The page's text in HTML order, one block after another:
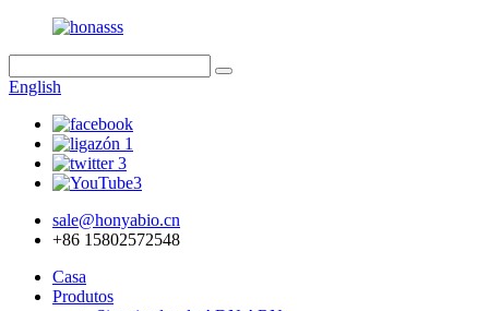
English
sale@honyabio.cn
+86 15802572548
Casa
Produtos